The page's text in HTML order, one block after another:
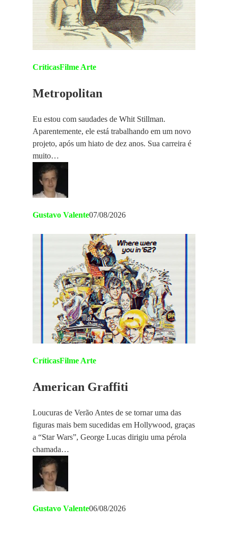
CríticasFilme Arte
Metropolitan
Eu estou com saudades de Whit Stillman.
Aparentemente, ele está trabalhando em um novo
projeto, após um hiato de dez anos. Sua carreira é
muito…
Gustavo Valente07/08/2026
CríticasFilme Arte
American Graffiti
Loucuras de Verão Antes de se tornar uma das
figuras mais bem sucedidas em Hollywood, graças
a “Star Wars”, George Lucas dirigiu uma pérola
chamada…
Gustavo Valente06/08/2026